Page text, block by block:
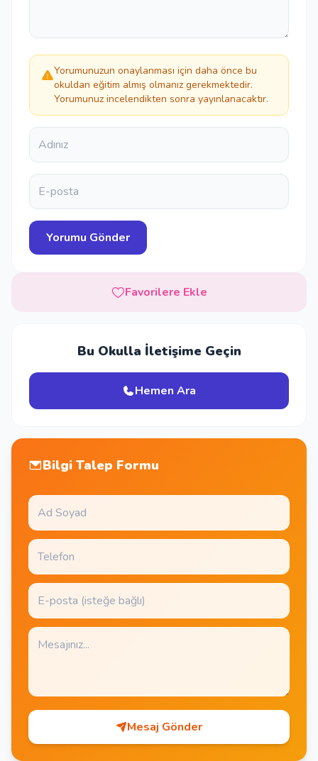
Yorumunuzun onaylanması için daha önce bu
okuldan eğitim almış olmanız gerekmektedir.
Yorumunuz incelendikten sonra yayınlanacaktır.
Favorilere Ekle
Bu Okulla İletişime Geçin
Hemen Ara
Bilgi Talep Formu
Mesaj Gönder